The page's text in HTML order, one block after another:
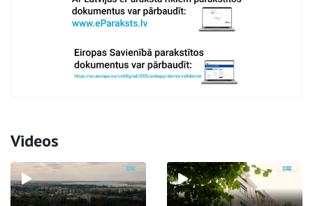
Videos